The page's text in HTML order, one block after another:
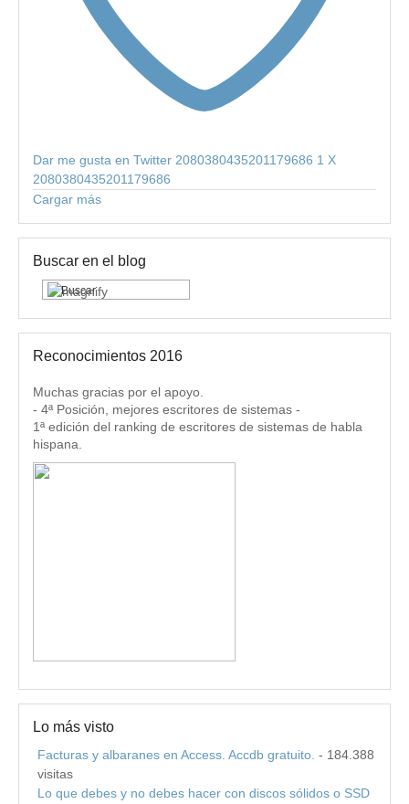
Dar me gusta en Twitter 2080380435201179686 1 X
2080380435201179686
Cargar más
Buscar en el blog
Reconocimientos 2016
Muchas gracias por el apoyo.
- 4ª Posición, mejores escritores de sistemas -
1ª edición del ranking de escritores de sistemas de habla
hispana.
Lo más visto
Facturas y albaranes en Access. Accdb gratuito. - 184.388
visitas
Lo que debes y no debes hacer con discos sólidos o SSD